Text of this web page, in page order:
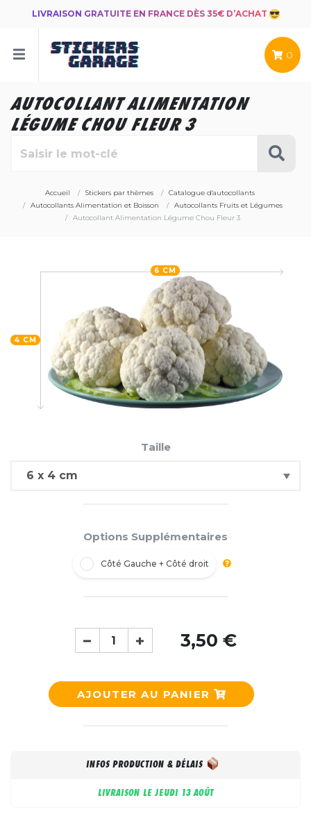
LIVRAISON GRATUITE EN FRANCE DÈS 35€ D’ACHAT
0
AUTOCOLLANT ALIMENTATION
LÉGUME CHOU FLEUR 3
Accueil Stickers par thèmes
Catalogue d'autocollants
Autocollants Alimentation et Boisson
Autocollants Fruits et Légumes
Autocollant Alimentation Légume Chou Fleur 3
4 CM
6 CM
Taille
Options Supplémentaires
Côté Gauche + Côté droit
3,50 €
AJOUTER AU PANIER
INFOS PRODUCTION & DÉLAIS
LIVRAISON LE JEUDI 13 AOÛT